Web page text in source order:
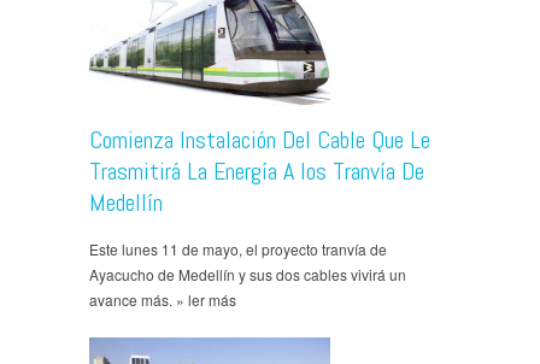
Comienza Instalación Del Cable Que Le
Trasmitirá La Energía A los Tranvía De
Medellín
Este lunes 11 de mayo, el proyecto tranvía de
Ayacucho de Medellín y sus dos cables vivirá un
avance más. » ler más